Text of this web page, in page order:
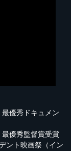
優秀ドキュメン
優秀監督賞受賞
ント映画祭（イン